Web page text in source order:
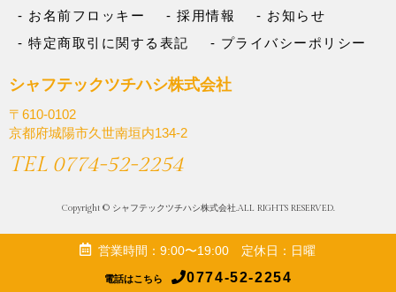
営業時間：9:00〜19:00 定休日：日曜
電話はこちら 0774-52-2254
お名前フロッキー
採用情報
お知らせ
特定商取引に関する表記
プライバシーポリシー
シャフテックツチハシ株式会社
〒610-0102
京都府城陽市久世南垣内134-2
TEL 0774-52-2254
Copyright © シャフテックツチハシ株式会社.ALL RIGHTS RESERVED.